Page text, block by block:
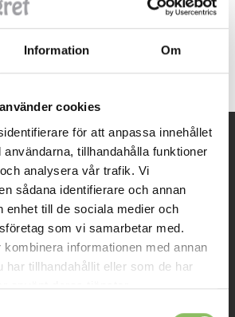
Information Om
cookies
för att anpassa innehållet
tillhandahålla funktioner
analysera vår trafik. Vi
sådana identifierare och annan
enhet till de sociala medier och
som vi samarbetar med.
informationen med annan
har tillhandahållit eller som de har
använt deras tjänster.
are currently closed.